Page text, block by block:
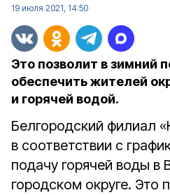
19 июля 2021, 14:50
Это позволит в зимний
обеспечить жителей
и горячей водой.
Белгородский филиал
в соответствии с
подачу горячей воды в
городском округе. Это